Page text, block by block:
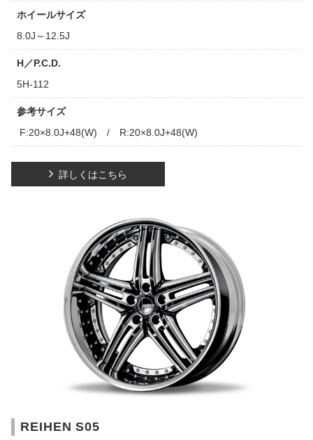
ホイールサイズ
8.0J～12.5J
H／P.C.D.
5H-112
参考サイズ
F:20×8.0J+48(W) / R:20×8.0J+48(W)
詳しくはこちら
REIHEN S05